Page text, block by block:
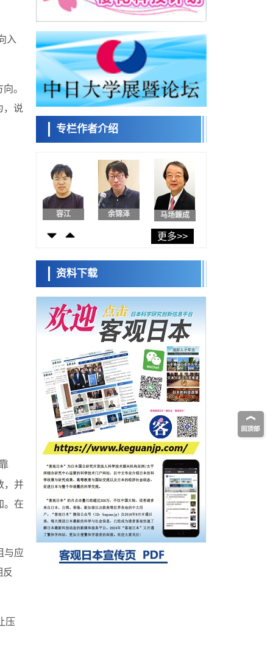
入
。
，说
，并
。在
与应
反
压
东京大学发现可诱导细胞死亡的新型信使物
质
科学研究
东京都健康长寿医疗中心跨器官揭示衰老过
程中的糖链变化
科学研究
产总研无需石油利用松脂制备石墨前驱体，
可作为电池电极材料
科学研究
东京大学和海上保安厅等发现南海海槽沿线
政策
日本第2次医疗研究开发调整费，根据一线实
科学研究
千叶大学鉴定出导致难治性疾病“肺高血压症”
恶化的蛋白质“MYL9/12”，会引发血管结构恶
化科学研究
京都大学高效生成光的构成单元“光子”，可应
用于量子计算机
开发出300亿年仅误差1秒的光晶格钟，构建
经济・社会
日本成立“以人为本AI联盟”——力争借助AI拓
展社会公众创造力，依托产学合作推进研发
大阪大学开发出膜脂质可视化工具，使脂质
探针的高效开发成为可能
科学研究
立教大学在试管内构建长链人工基因组DNA
自我复制系统，有望实现携带大量基因的人
工细胞
政策
日本科研费增设国际共同研究强化新类别，
促进青年研究人员赴海外开展研究
科学研究
京都大学高效生成光的构成单元“光子”，可应
用于量子计算机
科学研究
开发出300亿年仅误差1秒的光晶格钟，构建
网络将其打造为下一代社会基础设施
经济・社会
日本成立“以人为本AI联盟”——力争借助AI拓
展社会公众创造力，依托产学合作推进研发
科学研究
大阪大学开发出膜脂质可视化工具，使脂质
探针的高效开发成为可能
科学研究
立教大学在试管内构建长链人工基因组DNA
自我复制系统，有望实现携带大量基因的人
工细胞
专栏作者介绍
日本科学未
来馆 科学交
流员
小岩井忠道 泷川 进
容江 余锦泽 马场錬成
日本科学未
流员
泷川 进 戴维
更多>>
资料下载